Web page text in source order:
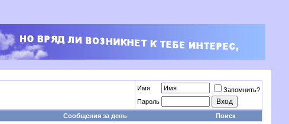
Имя
Запомнить?
Пароль
Сообщения за день Поиск